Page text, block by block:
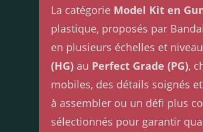
La catégorie Model Kit en
plastique, proposés par
en plusieurs échelles et
(HG) au Perfect Grade (PG),
mobiles, des détails soignés
à assembler ou un défi plus
sélectionnés pour garantir